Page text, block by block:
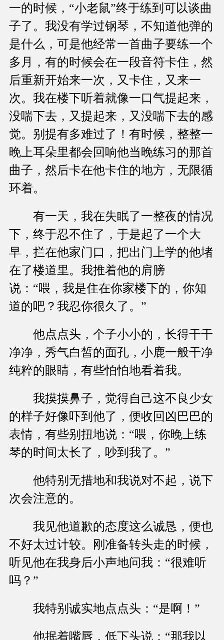
一的时候，“小老鼠”终于练到可以谈曲
子了。我没有学过钢琴，不知道他弹的
是什么，可是他经常一首曲子要练一个
多月，有的时候会在一段音符卡住，然
后重新开始来一次，又卡住，又来一
次。我在楼下听着就像一口气提起来，
没喘下去，又提起来，又没喘下去的感
觉。别提有多难过了！有时候，整整一
晚上耳朵里都会回响他当晚练习的那首
曲子，然后卡在他卡住的地方，无限循
环着。
有一天，我在失眠了一整夜的情况
下，终于忍不住了，于是起了一个大
早，拦在他家门口，把出门上学的他堵
在了楼道里。我推着他的肩膀
说：“喂，我是住在你家楼下的，你知
道的吧？我忍你很久了。”
他点点头，个子小小的，长得干干
净净，秀气白皙的面孔，小鹿一般干净
纯粹的眼睛，有些怕怕地看着我。
我摸摸鼻子，觉得自己这不良少女
的样子好像吓到他了，便收回凶巴巴的
表情，有些别扭地说：“喂，你晚上练
琴的时间太长了，吵到我了。”
他特别无措地和我说对不起，说下
次会注意的。
我见他道歉的态度这么诚恳，便也
不好太过计较。刚准备转头走的时候，
听见他在我身后小声地问我：“很难听
吗？”
我特别诚实地点点头：“是啊！”
他抿着嘴唇，低下头说：“那我以